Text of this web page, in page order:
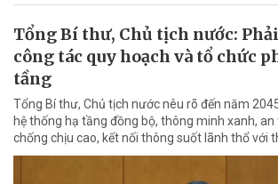
Tổng Bí thư, Chủ tịch nước:
công tác quy hoạch và tổ chức
tầng
Tổng Bí thư, Chủ tịch nước nêu rõ đến năm
hệ thống hạ tầng đồng bộ, thông minh xanh, an
chống chịu cao, kết nối thông suốt lãnh thổ với